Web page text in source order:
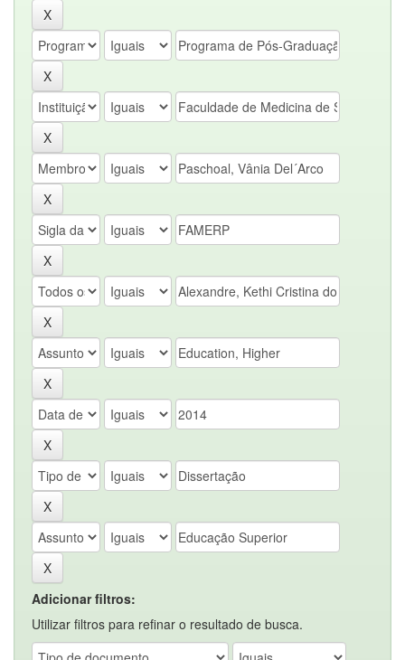
Adicionar filtros:
Utilizar filtros para refinar o resultado de busca.